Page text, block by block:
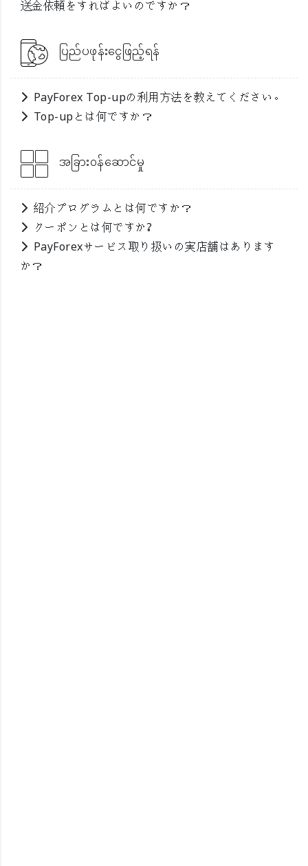
送金依頼をすればよいのですか？
ပြည်ပဖုန်းငွေဖြည့်ရန်
PayForex Top-upの利用方法を教えてください。
Top-upとは何ですか？
အခြား၀န်ဆောင်မှု
紹介プログラムとは何ですか？
クーポンとは何ですか?
PayForexサービス取り扱いの実店舗はあります
か？